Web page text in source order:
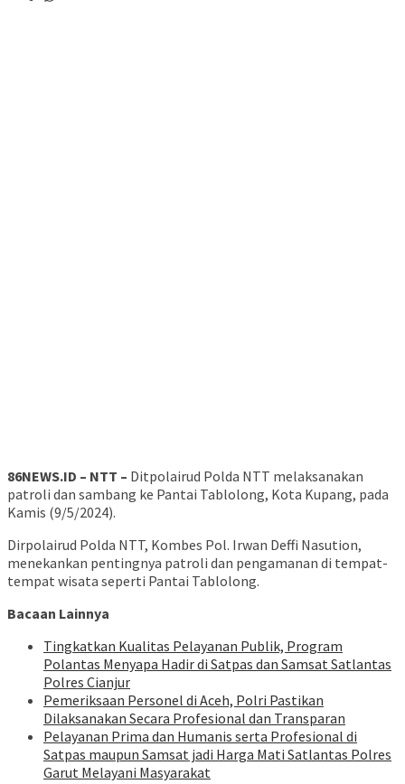
86NEWS.ID – NTT – Ditpolairud Polda NTT melaksanakan
patroli dan sambang ke Pantai Tablolong, Kota Kupang, pada
Kamis (9/5/2024).
Dirpolairud Polda NTT, Kombes Pol. Irwan Deffi Nasution,
menekankan pentingnya patroli dan pengamanan di tempat-
tempat wisata seperti Pantai Tablolong.
Bacaan Lainnya
Tingkatkan Kualitas Pelayanan Publik, Program
Polantas Menyapa Hadir di Satpas dan Samsat Satlantas
Polres Cianjur
Pemeriksaan Personel di Aceh, Polri Pastikan
Dilaksanakan Secara Profesional dan Transparan
Pelayanan Prima dan Humanis serta Profesional di
Satpas maupun Samsat jadi Harga Mati Satlantas Polres
Garut Melayani Masyarakat